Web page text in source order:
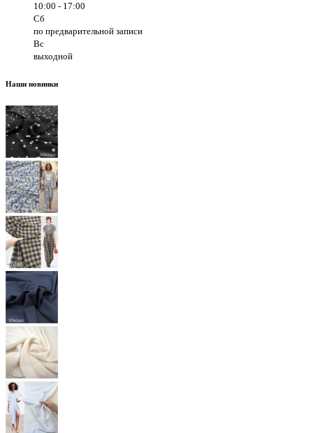
10:00 - 17:00
Сб
по предварительной записи
Вс
выходной
Наши новинки